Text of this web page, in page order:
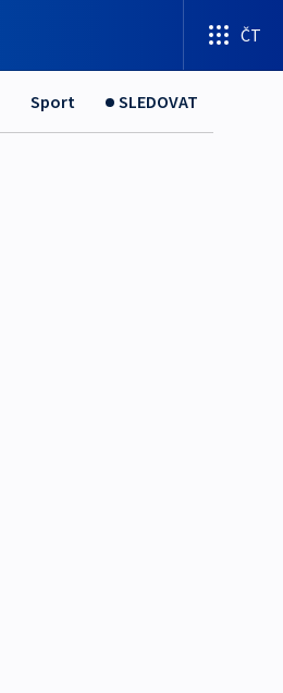
ČT
Sport SLEDOVAT